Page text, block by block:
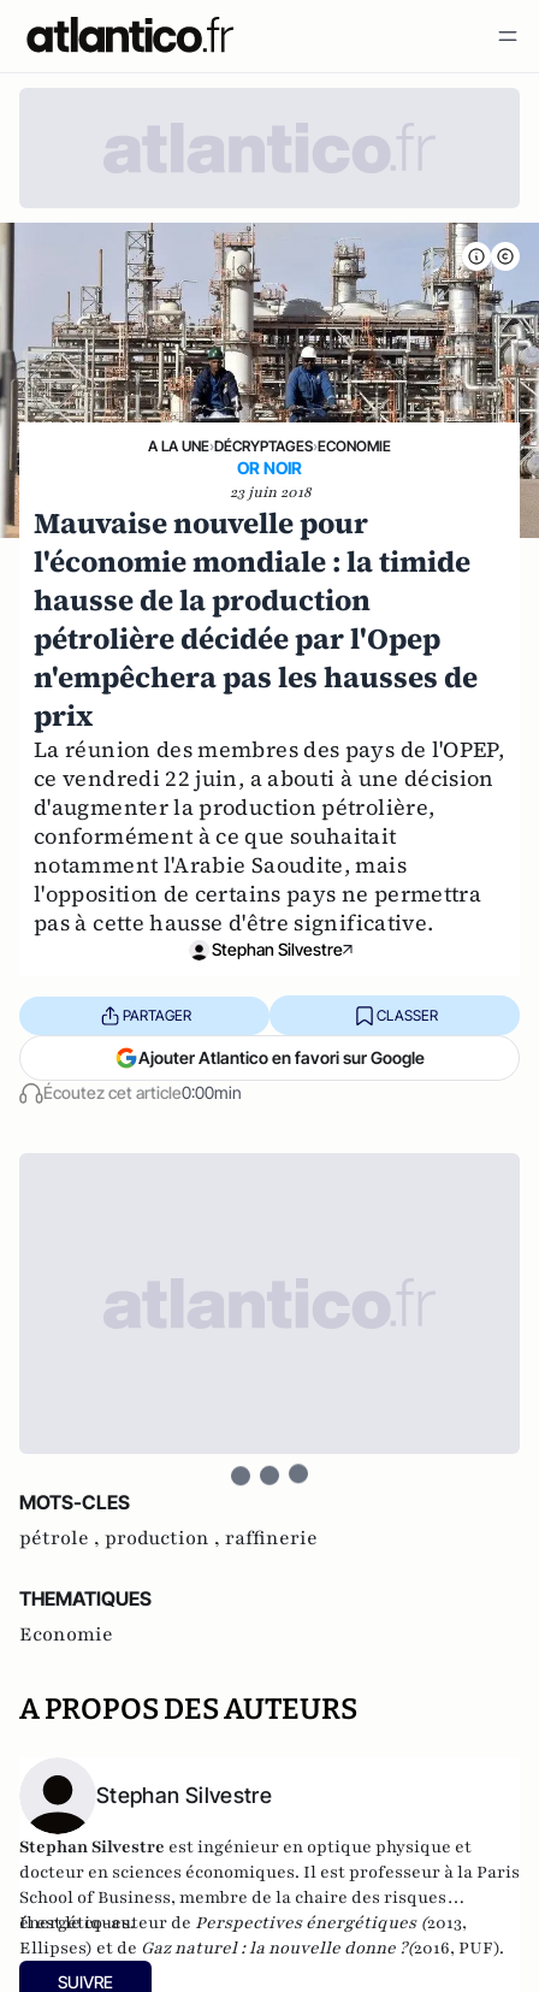
A LA UNE›DÉCRYPTAGES›ECONOMIE
OR NOIR
23 juin 2018
Mauvaise nouvelle pour
l'économie mondiale : la timide
hausse de la production
pétrolière décidée par l'Opep
n'empêchera pas les hausses de
prix
La réunion des membres des pays de l'OPEP,
ce vendredi 22 juin, a abouti à une décision
d'augmenter la production pétrolière,
conformément à ce que souhaitait
notamment l'Arabie Saoudite, mais
l'opposition de certains pays ne permettra
pas à cette hausse d'être significative.
Stephan Silvestre
Écoutez cet article0:00min
PARTAGER CLASSER
Ajouter Atlantico en favori sur Google
MOTS-CLES
pétrole , production , raffinerie
THEMATIQUES
Economie
A PROPOS DES AUTEURS
Stephan Silvestre
Stephan Silvestre est ingénieur en optique physique et
docteur en sciences économiques. Il est professeur à la Paris
School of Business, membre de la chaire des risques
énergétiques.
Il est le co-auteur de Perspectives énergétiques (2013,
Ellipses) et de Gaz naturel : la nouvelle donne ?(2016, PUF).
SUIVRE